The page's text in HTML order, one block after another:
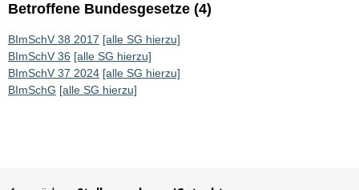
Betroffene Bundesgesetze (4)
BImSchV 38 2017 [alle SG hierzu]
BImSchV 36 [alle SG hierzu]
BImSchV 37 2024 [alle SG hierzu]
BImSchG [alle SG hierzu]